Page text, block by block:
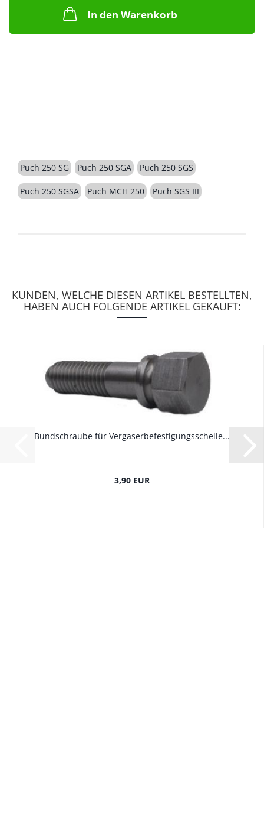
In den Warenkorb
Puch 250 SG Puch 250 SGA Puch 250 SGS
Puch 250 SGSA Puch MCH 250 Puch SGS III
KUNDEN, WELCHE DIESEN ARTIKEL BESTELLTEN,
HABEN AUCH FOLGENDE ARTIKEL GEKAUFT:
Bundschraube für Vergaserbefestigungsschelle...
3,90 EUR